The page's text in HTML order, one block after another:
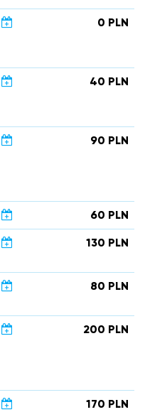
0 PLN
40 PLN
90 PLN
60 PLN
130 PLN
80 PLN
200 PLN
170 PLN